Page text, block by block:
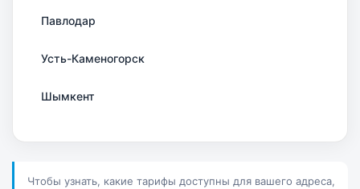
Павлодар
Усть-Каменогорск
Шымкент
Чтобы узнать, какие тарифы доступны для вашего адреса,